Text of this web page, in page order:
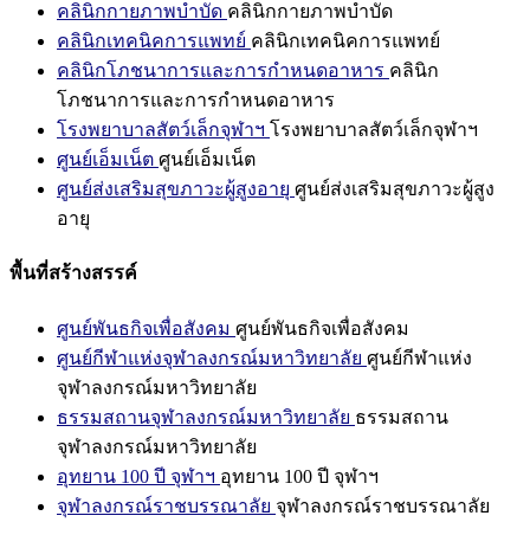
คลินิกกายภาพบำบัด คลินิกกายภาพบำบัด
คลินิกเทคนิคการแพทย์ คลินิกเทคนิคการแพทย์
คลินิกโภชนาการและการกำหนดอาหาร คลินิก
โภชนาการและการกำหนดอาหาร
โรงพยาบาลสัตว์เล็กจุฬาฯ โรงพยาบาลสัตว์เล็กจุฬาฯ
ศูนย์เอ็มเน็ต ศูนย์เอ็มเน็ต
ศูนย์ส่งเสริมสุขภาวะผู้สูงอายุ ศูนย์ส่งเสริมสุขภาวะผู้สูง
อายุ
พื้นที่สร้างสรรค์
ศูนย์พันธกิจเพื่อสังคม ศูนย์พันธกิจเพื่อสังคม
ศูนย์กีฬาแห่งจุฬาลงกรณ์มหาวิทยาลัย ศูนย์กีฬาแห่ง
จุฬาลงกรณ์มหาวิทยาลัย
ธรรมสถานจุฬาลงกรณ์มหาวิทยาลัย ธรรมสถาน
จุฬาลงกรณ์มหาวิทยาลัย
อุทยาน 100 ปี จุฬาฯ อุทยาน 100 ปี จุฬาฯ
จุฬาลงกรณ์ราชบรรณาลัย จุฬาลงกรณ์ราชบรรณาลัย